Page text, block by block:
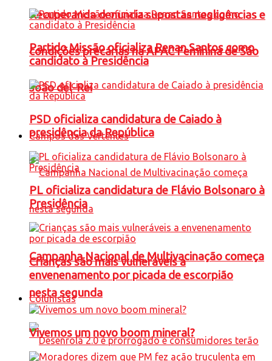
Recuperanda denuncia supostas negligências e
condições precárias na APAC Feminina de São
João del-Rei
Campos das Vertentes
Campanha Nacional de Multivacinação começa
nesta segunda
Partido Missão oficializa Renan Santos como
candidato à Presidência
PSD oficializa candidatura de Caiado à
presidência da República
PL oficializa candidatura de Flávio Bolsonaro à
Presidência
Crianças são mais vulneráveis a
envenenamento por picada de escorpião
Colunistas
Vivemos um novo boom mineral?